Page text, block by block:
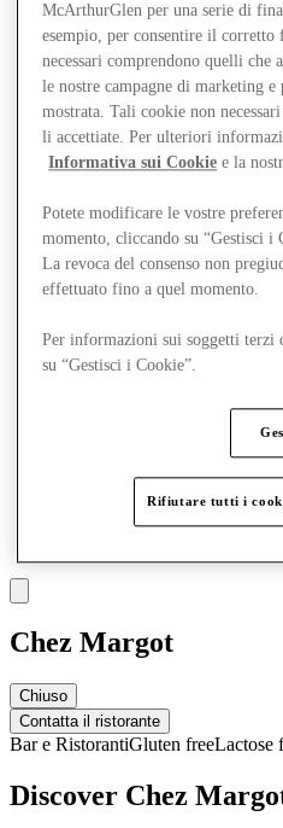
Negozi
Offerte
Pianifica la tua visita
Cosa c'è in programma
Mangia e Bevi
Servizi
Gift Card
Altro
Chez Margot
Chiuso
Contatta il ristorante
Bar e RistorantiGluten freeLactose
Discover Chez
McArthurGlen per una serie di
esempio, per consentire il
necessari comprendono quelli che
le nostre campagne di marketing
mostrata. Tali cookie non
li accettiate. Per ulteriori
Informativa sui Cookie e la
Potete modificare le vostre
momento, cliccando su “Gestisci
La revoca del consenso non
effettuato fino a quel momento.
Per informazioni sui soggetti
su “Gestisci i Cookie”.
Rifiutare tutti i